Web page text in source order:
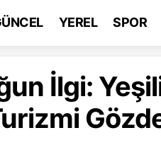
YEREL SPOR
İlgi: